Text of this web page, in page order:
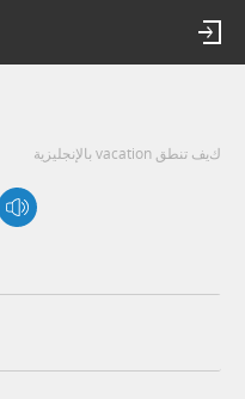
كيف تنطق vacation بالإنجليزية